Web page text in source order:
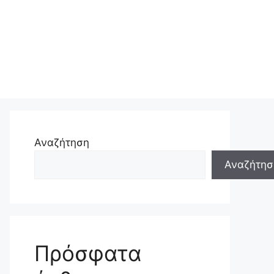
Αναζήτηση
Πρόσφατα